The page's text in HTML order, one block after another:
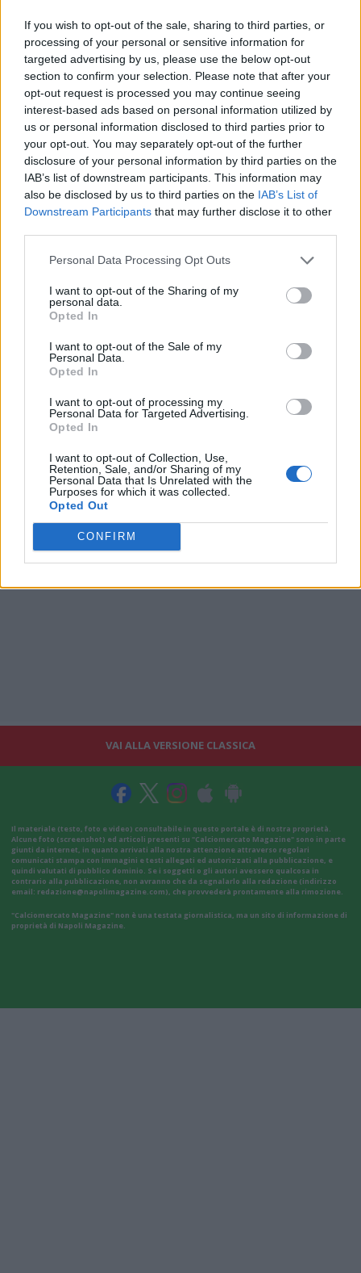
If you wish to opt-out of the sale, sharing to third parties, or
processing of your personal or sensitive information for
targeted advertising by us, please use the below opt-out
section to confirm your selection. Please note that after your
opt-out request is processed you may continue seeing
interest-based ads based on personal information utilized by
us or personal information disclosed to third parties prior to
your opt-out. You may separately opt-out of the further
disclosure of your personal information by third parties on the
IAB’s list of downstream participants. This information may
also be disclosed by us to third parties on the IAB’s List of
Downstream Participants that may further disclose it to other
Personal Data Processing Opt Outs
I want to opt-out of the Sharing of my
personal data.
Opted In
I want to opt-out of the Sale of my
Personal Data.
Opted In
I want to opt-out of processing my
Personal Data for Targeted Advertising.
Opted In
I want to opt-out of Collection, Use,
Retention, Sale, and/or Sharing of my
Personal Data that Is Unrelated with the
Purposes for which it was collected.
Opted Out
CONFIRM
valuta in base a quanto visto negli ultimi mesi, Sulemana non è
in pole position, piace Alisson Santos, Juanlu Sanchez resta un
nome caldo per la fascia. Voleva già venire per l’estate, poi è
arrivato solo Gutierrez. Il Napoli resta vigile. Bisogna
convincere anche le controparti sulla formula del prestito.
Lookman? Piace sia al Fenerbahce che all’Atletico Madrid. Il
nigeriano sarebbe stato l’ideale per sostituire Kvaratskhelia.
Per ora sul mercato non c'è stato nessun affondo
serio. Stagione fallimentare? Mi sembra assurdo, il Napoli ha
vinto una Supercoppa".
VAI ALLA VERSIONE CLASSICA
Il materiale (testo, foto e video) consultabile in questo portale è di nostra proprietà.
Alcune foto (screenshot) ed articoli presenti su "Calciomercato Magazine" sono in parte
giunti da internet, in quanto arrivati alla nostra attenzione attraverso regolari
comunicati stampa con immagini e testi allegati ed autorizzati alla pubblicazione, e
quindi valutati di pubblico dominio. Se i soggetti o gli autori avessero qualcosa in
contrario alla pubblicazione, non avranno che da segnalarlo alla redazione (indirizzo
email: redazione@napolimagazine.com), che provvederà prontamente alla rimozione.
"Calciomercato Magazine" non è una testata giornalistica, ma un sito di informazione di
proprietà di Napoli Magazine.